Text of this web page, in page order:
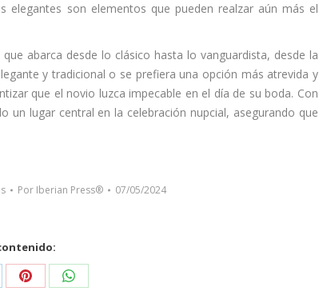
son elementos que pueden realzar aún más el
abarca desde lo clásico hasta lo vanguardista, desde la
y tradicional o se prefiera una opción más atrevida y
que el novio luzca impecable en el día de su boda. Con
lugar central en la celebración nupcial, asegurando que
Por Iberian Press® 07/05/2024
Share Share